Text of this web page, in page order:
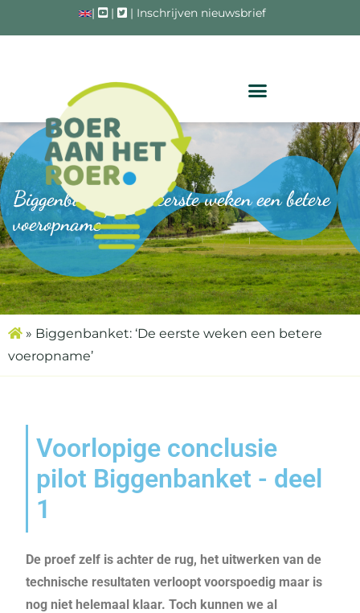
| | | Inschrijven nieuwsbrief
Biggenbanket: ‘De eerste weken een betere
voeropname’
» Biggenbanket: ‘De eerste weken een betere
voeropname’
Voorlopige conclusie
pilot Biggenbanket - deel
1
De proef zelf is achter de rug, het uitwerken van de
technische resultaten verloopt voorspoedig maar is
nog niet helemaal klaar. Toch kunnen we al